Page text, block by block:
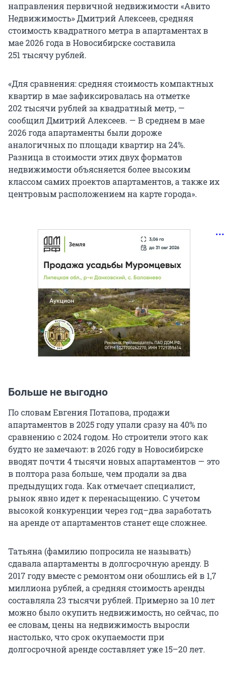
направления первичной недвижимости «Авито
Недвижимость» Дмитрий Алексеев, средняя
стоимость квадратного метра в апартаментах в
мае 2026 года в Новосибирске составила
251 тысячу рублей.
«Для сравнения: средняя стоимость компактных
квартир в мае зафиксировалась на отметке
202 тысячи рублей за квадратный метр, —
сообщил Дмитрий Алексеев. — В среднем в мае
2026 года апартаменты были дороже
аналогичных по площади квартир на 24%.
Разница в стоимости этих двух форматов
недвижимости объясняется более высоким
классом самих проектов апартаментов, а также их
центровым расположением на карте города».
Больше не выгодно
По словам Евгения Потапова, продажи
апартаментов в 2025 году упали сразу на 40% по
сравнению с 2024 годом. Но строители этого как
будто не замечают: в 2026 году в Новосибирске
вводят почти 4 тысячи новых апартаментов — это
в полтора раза больше, чем продали за два
предыдущих года. Как отмечает специалист,
рынок явно идет к перенасыщению. С учетом
высокой конкуренции через год–два заработать
на аренде от апартаментов станет еще сложнее.
Татьяна (фамилию попросила не называть)
сдавала апартаменты в долгосрочную аренду. В
2017 году вместе с ремонтом они обошлись ей в 1,7
миллиона рублей, а средняя стоимость аренды
составляла 23 тысячи рублей. Примерно за 10 лет
можно было окупить недвижимость, но сейчас, по
ее словам, цены на недвижимость выросли
настолько, что срок окупаемости при
долгосрочной аренде составляет уже 15–20 лет.